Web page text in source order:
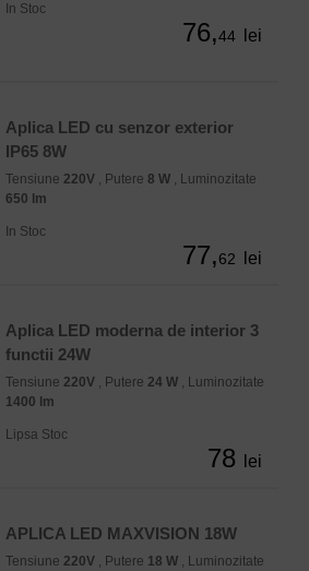
In Stoc
76,44 lei
Aplica LED cu senzor exterior
IP65 8W
Tensiune 220V , Putere 8 W , Luminozitate
650 lm
In Stoc
77,62 lei
Aplica LED moderna de interior 3
functii 24W
Tensiune 220V , Putere 24 W , Luminozitate
1400 lm
Lipsa Stoc
78 lei
APLICA LED MAXVISION 18W
Tensiune 220V , Putere 18 W , Luminozitate